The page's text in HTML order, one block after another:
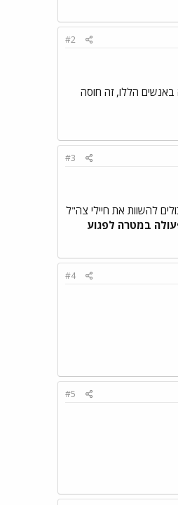
#2
באנשים הללו, זה חוסה
#3
להשוות את חיילי צה"ל
במטרה לפגוע
#4
#5